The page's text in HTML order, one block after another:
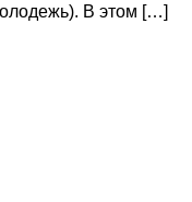
В этом […]